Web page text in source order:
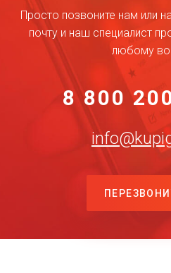
Просто позвоните нам или
почту и наш специалист
любому
8 800